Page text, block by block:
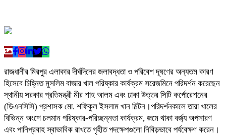
রাজধানীর মিরপুর এলাকার দীর্ঘদিনের জলাবদ্ধতা ও পরিবেশ দূষণের অন্যতম কারণ
হিসেবে চিহ্নিত মুসলিম বাজার খাল পরিষ্কার কার্যক্রম সরেজমিনে পরিদর্শন করেছেন
স্থানীয় সরকার প্রতিমন্ত্রী মীর শাহ আলম এবং ঢাকা উত্তর সিটি কর্পোরেশনের
(ডিএনসিসি) প্রশাসক মো. শফিকুল ইসলাম খান মিল্টন।পরিদর্শনকালে তারা খালের
বিভিন্ন অংশে চলমান পরিষ্কার-পরিচ্ছন্নতা কার্যক্রম, জমে থাকা বর্জ্য অপসারণ
এবং পানিপ্রবাহ স্বাভাবিক রাখতে গৃহীত পদক্ষেপগুলো নিবিড়ভাবে পর্যবেক্ষণ করেন।